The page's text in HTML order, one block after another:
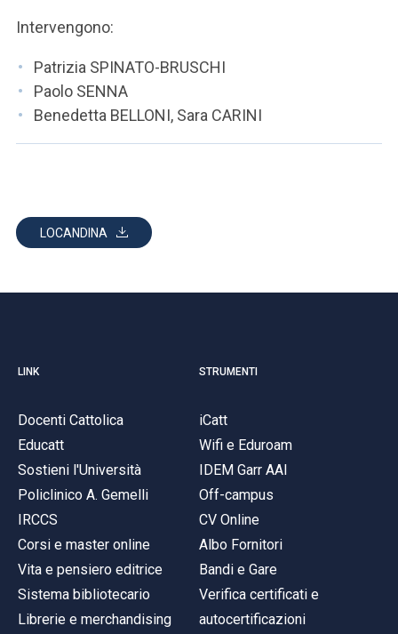
Intervengono:
Patrizia SPINATO-BRUSCHI
Paolo SENNA
Benedetta BELLONI, Sara CARINI
LOCANDINA
LINK
Docenti Cattolica
Educatt
Sostieni l'Università
Policlinico A. Gemelli
IRCCS
Corsi e master online
Vita e pensiero editrice
Sistema bibliotecario
Librerie e merchandising
STRUMENTI
iCatt
Wifi e Eduroam
IDEM Garr AAI
Off-campus
CV Online
Albo Fornitori
Bandi e Gare
Verifica certificati e
autocertificazioni